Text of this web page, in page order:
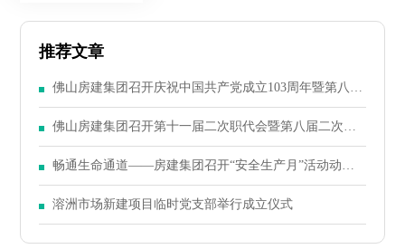
推荐文章
佛山房建集团召开庆祝中国共产党成立103周年暨第八届
二次党员大会
佛山房建集团召开第十一届二次职代会暨第八届二次股
东大会
畅通生命通道——房建集团召开“安全生产月”活动动员
大会
溶洲市场新建项目临时党支部举行成立仪式